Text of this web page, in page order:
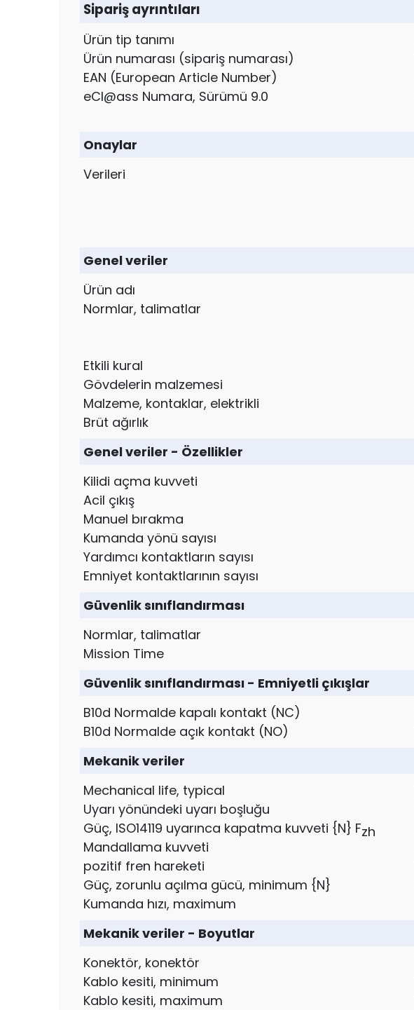
Sipariş ayrıntıları
Ürün tip tanımı
Ürün numarası (sipariş numarası)
EAN (European Article Number)
eCl@ass Numara, Sürümü 9.0
Onaylar
Verileri
Genel veriler
Ürün adı
Normlar, talimatlar
Etkili kural
Gövdelerin malzemesi
Malzeme, kontaklar, elektrikli
Brüt ağırlık
Genel veriler - Özellikler
Kilidi açma kuvveti
Acil çıkış
Manuel bırakma
Kumanda yönü sayısı
Yardımcı kontaktların sayısı
Emniyet kontaktlarının sayısı
Güvenlik sınıflandırması
Normlar, talimatlar
Mission Time
Güvenlik sınıflandırması - Emniyetli çıkışlar
B10d Normalde kapalı kontakt (NC)
B10d Normalde açık kontakt (NO)
Mekanik veriler
Mechanical life, typical
Uyarı yönündeki uyarı boşluğu
Güç, ISO14119 uyarınca kapatma kuvveti {N} Fzh
Mandallama kuvveti
pozitif fren hareketi
Güç, zorunlu açılma gücü, minimum {N}
Kumanda hızı, maximum
Mekanik veriler - Boyutlar
Konektör, konektör
Kablo kesiti, minimum
Kablo kesiti, maximum